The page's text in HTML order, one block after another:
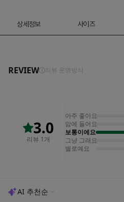
상세정보 사이즈